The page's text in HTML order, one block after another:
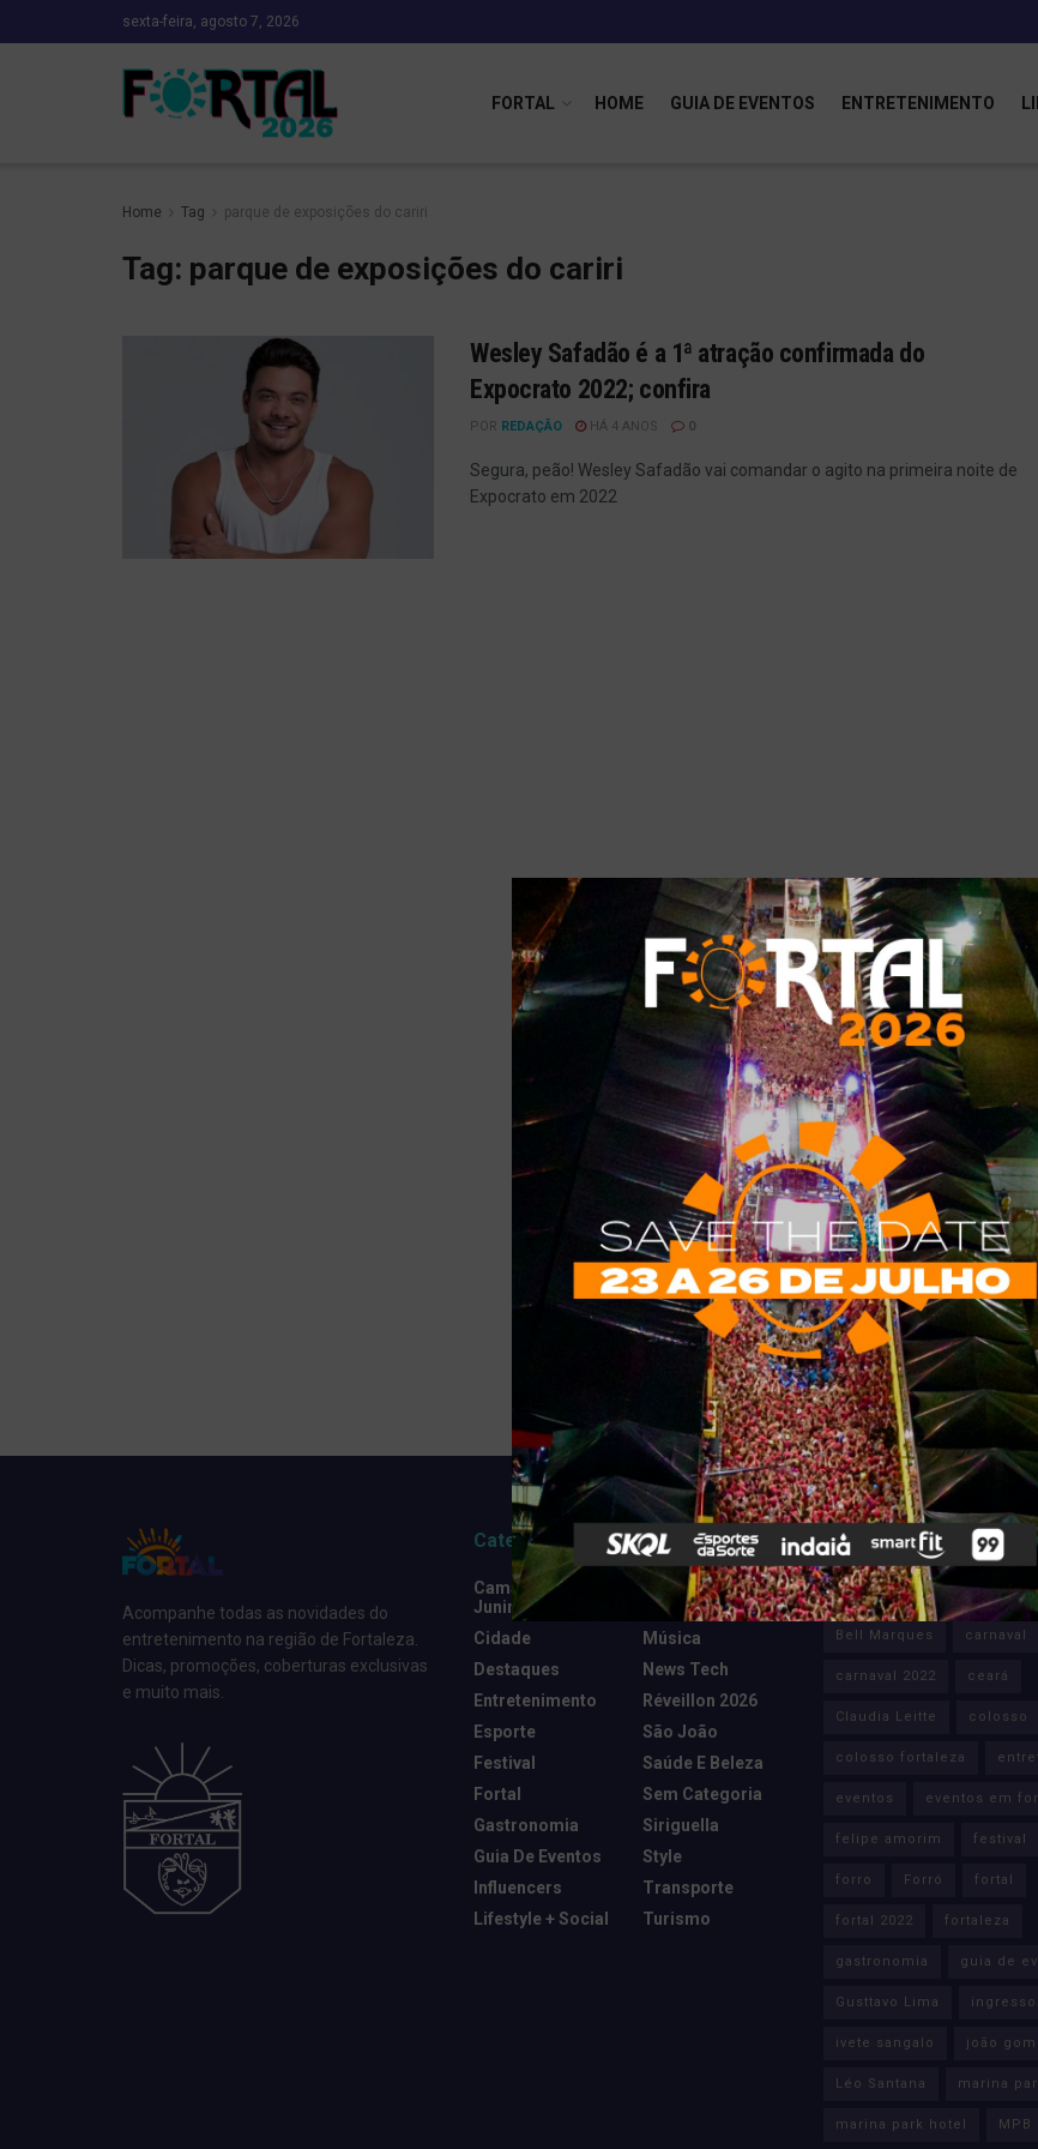
sexta-feira, agosto 7, 2026
FORTAL HOME GUIA DE EVENTOS ENTRETENIMENTO
Home Tag parque de exposições do cariri
Tag: parque de exposições do cariri
Wesley Safadão é a 1ª atração confirmada do
Expocrato 2022; confira
POR REDAÇÃO HÁ 4 ANOS 0
Segura, peão! Wesley Safadão vai comandar o agito na primeira noite de
Expocrato em 2022
Acompanhe todas as novidades do
entretenimento na região de Fortaleza.
Dicas, promoções, coberturas exclusivas
e muito mais.
Categorias
Camarote Vip
Junino
Cidade
Destaques
Entretenimento
Esporte
Festival
Fortal
Gastronomia
Guia De Eventos
Influencers
Lifestyle + Social
Marketing E
Negócios
Música
News Tech
Réveillon 2026
São João
Saúde E Beleza
Sem Categoria
Siriguella
Style
Transporte
Turismo
Tags
Anitta Axé Banda
Bell Marques carnaval
carnaval 2022 ceará
Claudia Leitte colosso
colosso fortaleza
eventos eventos em
felipe amorim festival
forro Forró fortal
fortal 2022 fortaleza
gastronomia guia de
Gusttavo Lima
ivete sangalo joão
Léo Santana marina
marina park hotel MPB